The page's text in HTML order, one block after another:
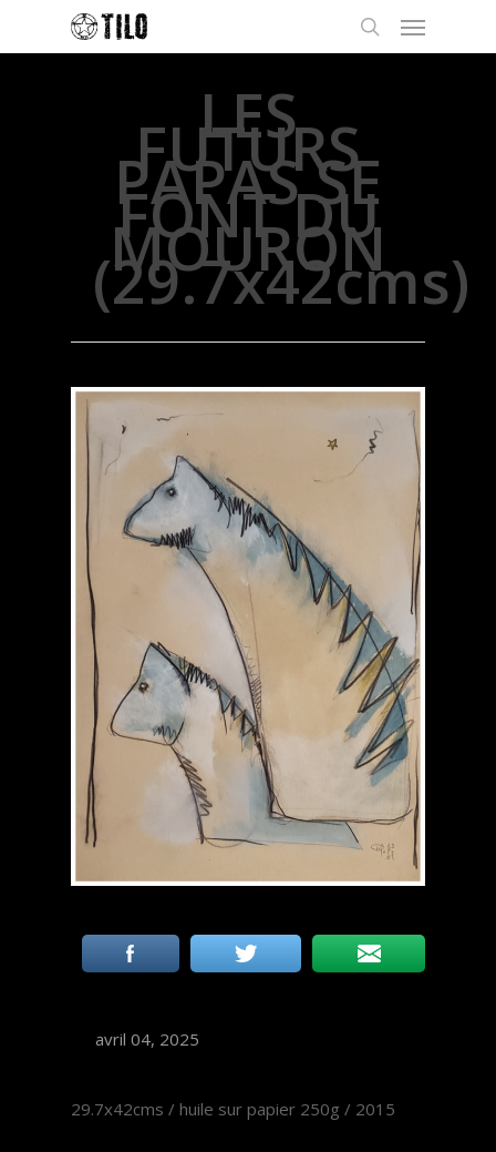
LES
FUTURS
PAPAS SE
FONT DU
MOURON
(29.7x42cms)
avril 04, 2025
29.7x42cms / huile sur papier 250g / 2015